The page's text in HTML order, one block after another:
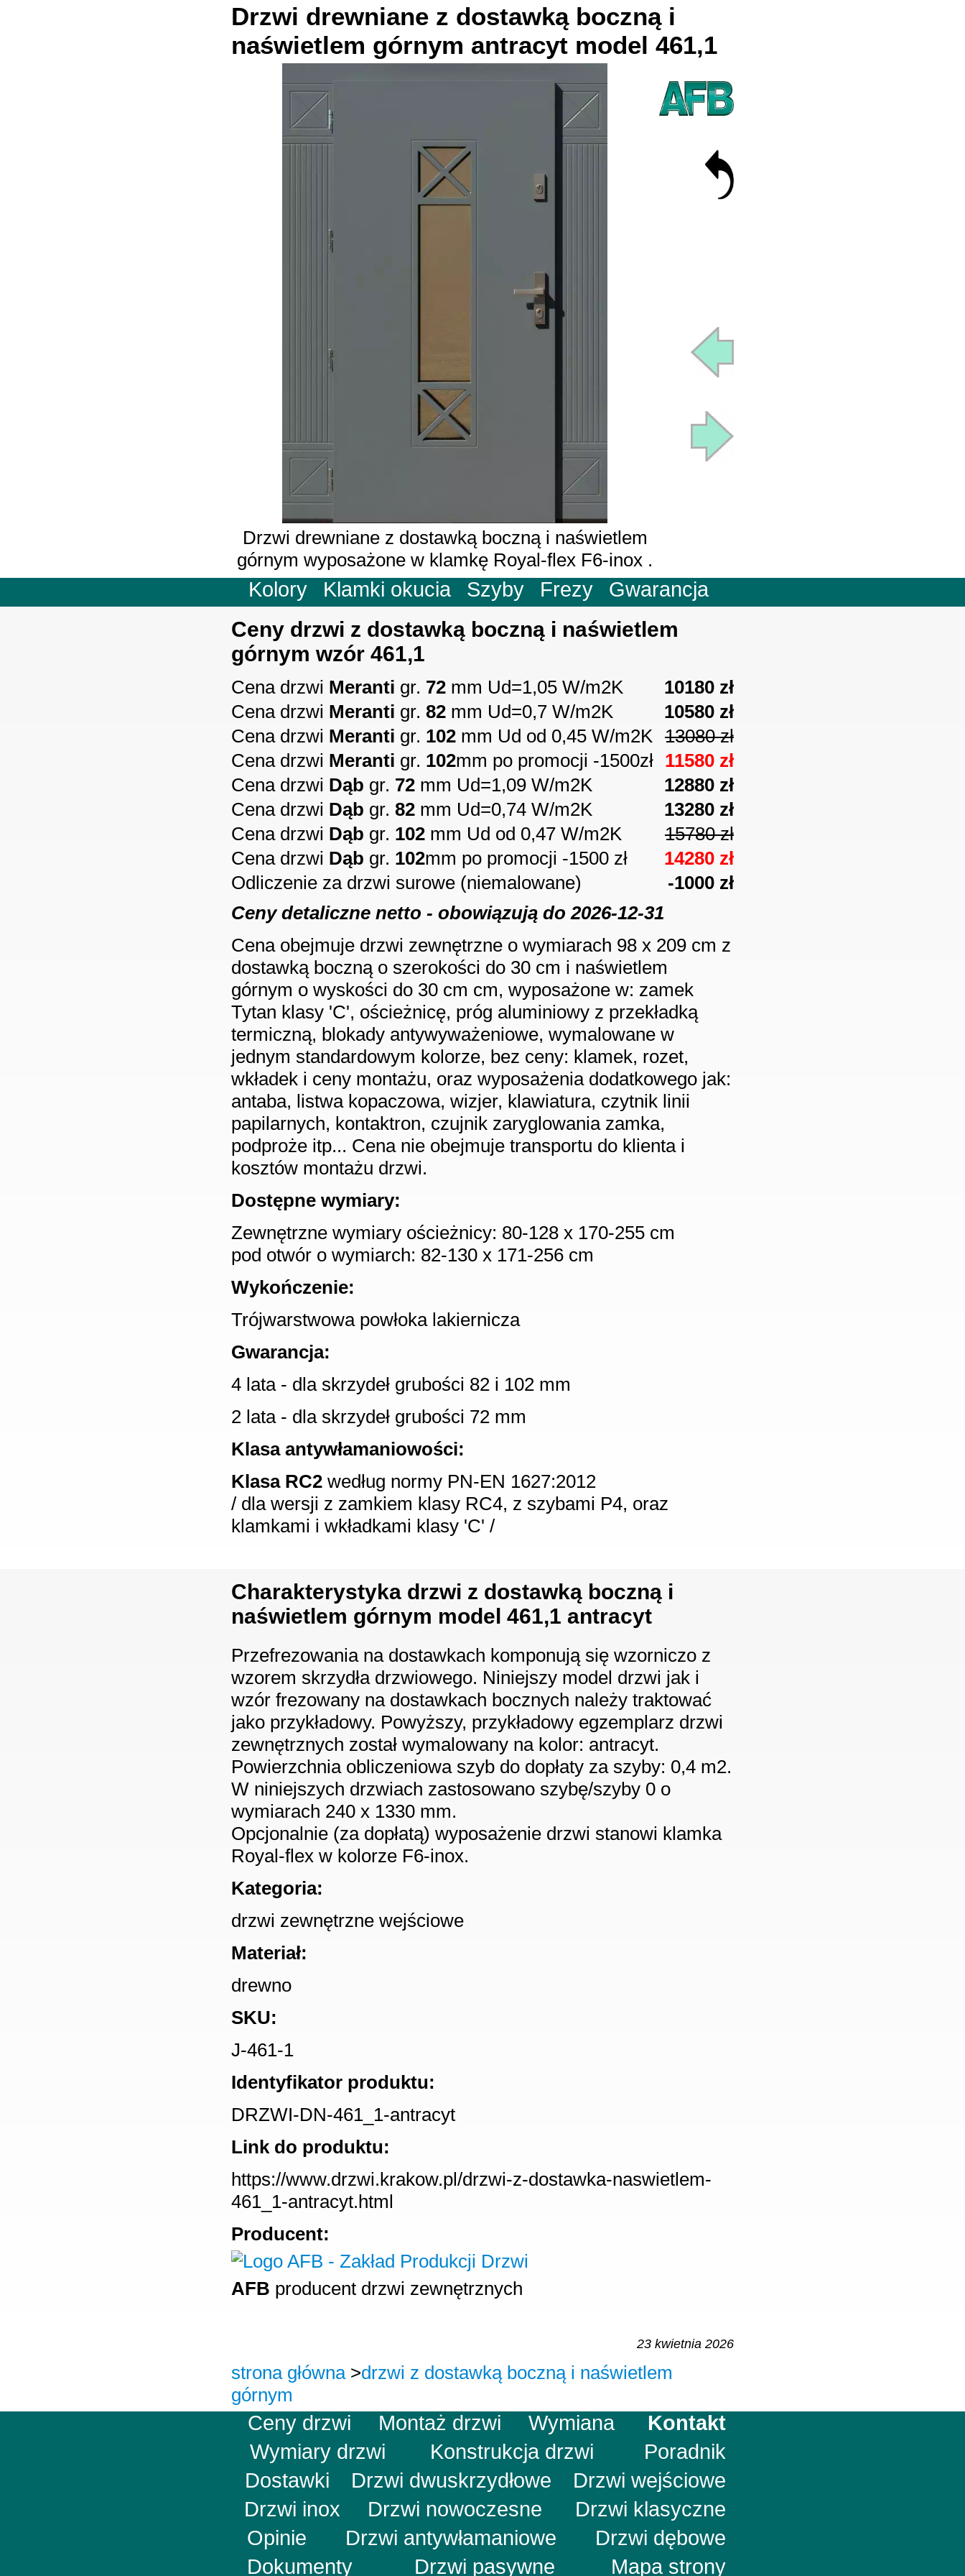
Drzwi drewniane z dostawką boczną i
naświetlem górnym antracyt model 461,1
Drzwi drewniane z dostawką boczną i naświetlem
górnym wyposażone w klamkę Royal-flex F6-inox .
Gwarancja
Frezy
Szyby
Klamki okucia
Kolory
Ceny drzwi z dostawką boczną i naświetlem
górnym wzór 461,1
Cena drzwi Meranti gr. 72 mm Ud=1,05 W/m2K
10180 zł
Cena drzwi Meranti gr. 82 mm Ud=0,7 W/m2K 10580 zł
Cena drzwi Meranti gr. 102 mm Ud od 0,45 W/m2K 13080 zł
Cena drzwi Meranti gr. 102mm po promocji -1500zł 11580 zł
Cena drzwi Dąb gr. 72 mm Ud=1,09 W/m2K 12880 zł
Cena drzwi Dąb gr. 82 mm Ud=0,74 W/m2K 13280 zł
Cena drzwi Dąb gr. 102 mm Ud od 0,47 W/m2K
15780 zł
Cena drzwi Dąb gr. 102mm po promocji -1500 zł
14280 zł
Odliczenie za drzwi surowe (niemalowane)
-1000 zł
Ceny detaliczne netto - obowiązują do2026-12-31
Cena obejmuje drzwi zewnętrzne o wymiarach 98 x 209 cm z
dostawką boczną o szerokości do 30 cm i naświetlem
górnym o wyskości do 30 cm cm, wyposażone w: zamek
Tytan klasy 'C', ościeżnicę, próg aluminiowy z przekładką
termiczną, blokady antywyważeniowe, wymalowane w
jednym standardowym kolorze, bez ceny: klamek, rozet,
wkładek i ceny montażu, oraz wyposażenia dodatkowego jak:
antaba, listwa kopaczowa, wizjer, klawiatura, czytnik linii
papilarnych, kontaktron, czujnik zaryglowania zamka,
podproże itp... Cena nie obejmuje transportu do klienta i
kosztów montażu drzwi.
Dostępne wymiary:
Zewnętrzne wymiary ościeżnicy: 80-128 x 170-255 cm
pod otwór o wymiarch: 82-130 x 171-256 cm
Wykończenie:
Trójwarstwowa powłoka lakiernicza
Gwarancja:
4 lata - dla skrzydeł grubości 82 i 102 mm
2 lata - dla skrzydeł grubości 72 mm
Klasa antywłamaniowości:
Klasa RC2 według normy PN-EN 1627:2012
/ dla wersji z zamkiem klasy RC4, z szybami P4, oraz
klamkami i wkładkami klasy 'C' /
Charakterystyka drzwi z dostawką boczną i
naświetlem górnym model 461,1 antracyt
Przefrezowania na dostawkach komponują się wzorniczo z
wzorem skrzydła drzwiowego. Niniejszy model drzwi jak i
wzór frezowany na dostawkach bocznych należy traktować
jako przykładowy. Powyższy, przykładowy egzemplarz drzwi
zewnętrznych został wymalowany na kolor: antracyt.
Powierzchnia obliczeniowa szyb do dopłaty za szyby: 0,4 m2.
W niniejszych drzwiach zastosowano szybę/szyby 0 o
wymiarach 240 x 1330 mm.
Opcjonalnie (za dopłatą) wyposażenie drzwi stanowi klamka
Royal-flex w kolorze F6-inox.
Kategoria:
drzwi zewnętrzne wejściowe
Materiał:
drewno
SKU:
J-461-1
Identyfikator produktu:
DRZWI-DN-461_1-antracyt
Link do produktu:
https://www.drzwi.krakow.pl/drzwi-z-dostawka-naswietlem-
461_1-antracyt.html
Producent:
AFB producent drzwi zewnętrznych
23 kwietnia 2026
strona główna>drzwi z dostawką boczną i naświetlem
górnym
Kontakt
Wymiana
Montaż drzwi
Ceny drzwi
Poradnik
Konstrukcja drzwi
Wymiary drzwi
Drzwi wejściowe
Drzwi dwuskrzydłowe
Dostawki
Drzwi klasyczne
Drzwi nowoczesne
Drzwi inox
Drzwi dębowe
Drzwi antywłamaniowe
Opinie
Mapa strony
Drzwi pasywne
Dokumenty